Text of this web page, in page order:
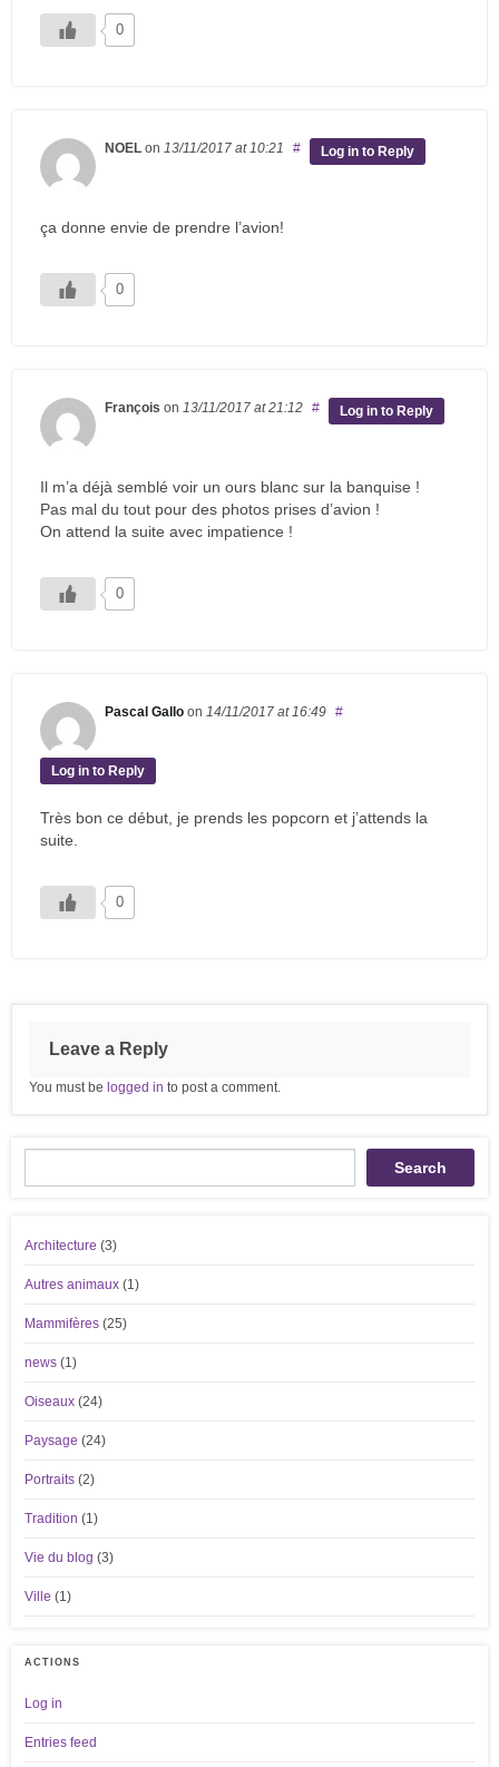
0
NOEL on 13/11/2017 at 10:21 # Log in to Reply
ça donne envie de prendre l’avion!
0
François on 13/11/2017 at 21:12 # Log in to Reply
Il m’a déjà semblé voir un ours blanc sur la banquise !
Pas mal du tout pour des photos prises d’avion !
On attend la suite avec impatience !
0
Pascal Gallo on 14/11/2017 at 16:49 #
Log in to Reply
Très bon ce début, je prends les popcorn et j’attends la
suite.
0
Leave a Reply
You must be logged in to post a comment.
Search
Architecture (3)
Autres animaux (1)
Mammifères (25)
news (1)
Oiseaux (24)
Paysage (24)
Portraits (2)
Tradition (1)
Vie du blog (3)
Ville (1)
ACTIONS
Log in
Entries feed